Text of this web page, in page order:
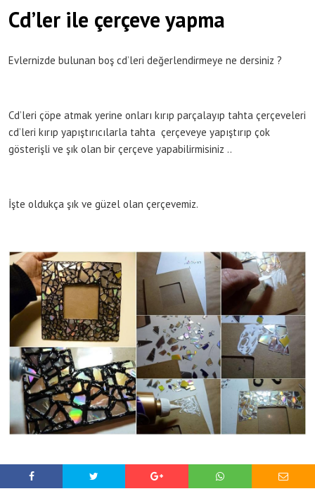
Cd’ler ile çerçeve yapma
Evlernizde bulunan boş cd’leri değerlendirmeye ne dersiniz ?
Cd’leri çöpe atmak yerine onları kırıp parçalayıp tahta çerçeveleri
cd’leri kırıp yapıştırıcılarla tahta çerçeveye yapıştırıp çok
gösterişli ve şık olan bir çerçeve yapabilirmisiniz ..
İşte oldukça şık ve güzel olan çerçevemiz.